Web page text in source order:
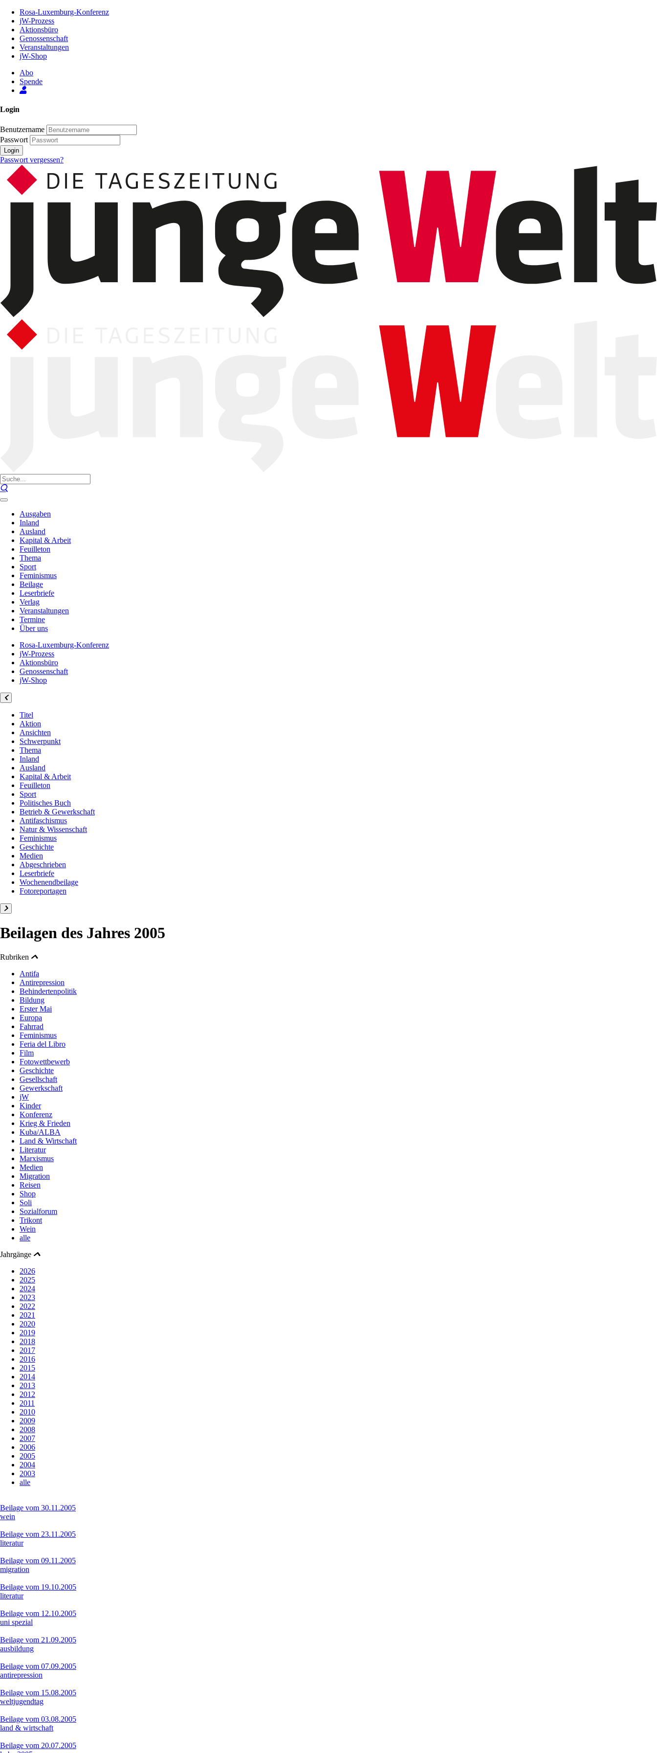
Inhalt
Seite
Rosa-Luxemburg-Konferenz
jW-Prozess
Aktionsbüro
Genossenschaft
Veranstaltungen
jW-Shop
Abo
Spende
Login
Benutzername
Passwort
Login
Passwort vergessen?
Ausgaben
Inland
Ausland
Kapital & Arbeit
Feuilleton
Thema
Sport
Feminismus
Beilage
Leserbriefe
Verlag
Veranstaltungen
Termine
Über uns
Rosa-Luxemburg-Konferenz
jW-Prozess
Aktionsbüro
Genossenschaft
jW-Shop
Titel
Aktion
Ansichten
Schwerpunkt
Thema
Inland
Ausland
Kapital & Arbeit
Feuilleton
Sport
Politisches Buch
Betrieb & Gewerkschaft
Antifaschismus
Natur & Wissenschaft
Feminismus
Geschichte
Medien
Abgeschrieben
Leserbriefe
Wochenendbeilage
Fotoreportagen
Beilagen des Jahres 2005
Rubriken
Antifa
Antirepression
Behindertenpolitik
Bildung
Erster Mai
Europa
Fahrrad
Feminismus
Feria del Libro
Film
Fotowettbewerb
Geschichte
Gesellschaft
Gewerkschaft
jW
Kinder
Konferenz
Krieg & Frieden
Kuba/ALBA
Land & Wirtschaft
Literatur
Marxismus
Medien
Migration
Reisen
Shop
Soli
Sozialforum
Trikont
Wein
alle
Jahrgänge
2026
2025
2024
2023
2022
2021
2020
2019
2018
2017
2016
2015
2014
2013
2012
2011
2010
2009
2008
2007
2006
2005
2004
2003
alle
Beilage vom 30.11.2005
wein
Beilage vom 23.11.2005
literatur
Beilage vom 09.11.2005
migration
Beilage vom 19.10.2005
literatur
Beilage vom 12.10.2005
uni spezial
Beilage vom 21.09.2005
ausbildung
Beilage vom 07.09.2005
antirepression
Beilage vom 15.08.2005
weltjugendtag
Beilage vom 03.08.2005
land & wirtschaft
Beilage vom 20.07.2005